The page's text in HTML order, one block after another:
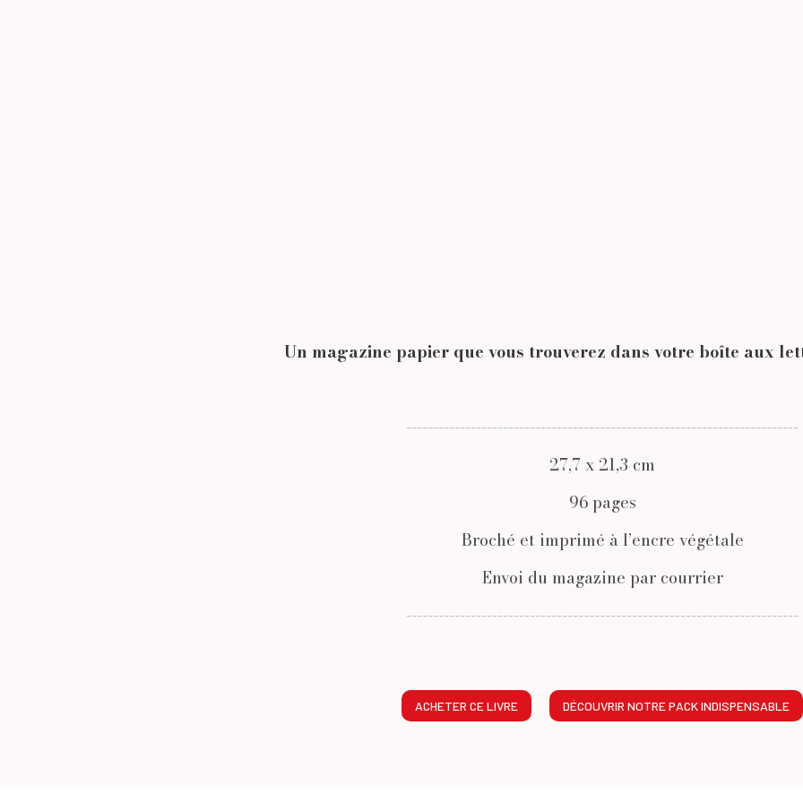
Un magazine papier que vous trouverez dans votre boîte aux
-------------------------------------------------------------------------
27,7 x 21,3 cm
96 pages
Broché et imprimé à l’encre végétale
Envoi du magazine par courrier
-------------------------------------------------------------------------
ACHETER CE LIVRE DÉCOUVRIR NOTRE PACK INDISPENSABLE